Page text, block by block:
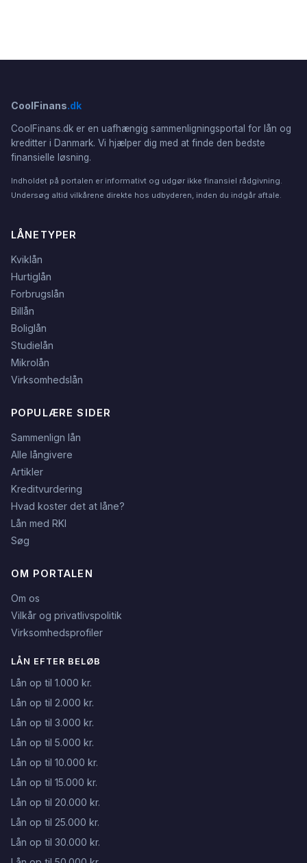
CoolFinans.dk
CoolFinans.dk er en uafhængig sammenligningsportal for lån og
kreditter i Danmark. Vi hjælper dig med at finde den bedste
finansielle løsning.
Indholdet på portalen er informativt og udgør ikke finansiel rådgivning.
Undersøg altid vilkårene direkte hos udbyderen, inden du indgår aftale.
LÅNETYPER
Kviklån
Hurtiglån
Forbrugslån
Billån
Boliglån
Studielån
Mikrolån
Virksomhedslån
POPULÆRE SIDER
Sammenlign lån
Alle långivere
Artikler
Kreditvurdering
Hvad koster det at låne?
Lån med RKI
Søg
OM PORTALEN
Om os
Vilkår og privatlivspolitik
Virksomhedsprofiler
LÅN EFTER BELØB
Lån op til 1.000 kr.
Lån op til 2.000 kr.
Lån op til 3.000 kr.
Lån op til 5.000 kr.
Lån op til 10.000 kr.
Lån op til 15.000 kr.
Lån op til 20.000 kr.
Lån op til 25.000 kr.
Lån op til 30.000 kr.